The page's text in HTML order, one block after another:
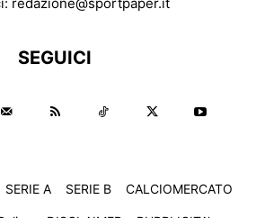
SEGUICI
SERIE A SERIE B CALCIOMERCATO